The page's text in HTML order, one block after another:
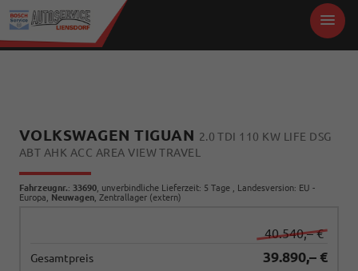
VOLKSWAGEN TIGUAN 2.0 TDI 110 KW LIFE DSG
ABT AHK ACC AREA VIEW TRAVEL
Fahrzeugnr.: 33690 , unverbindliche Lieferzeit: 5 Tage , Landesversion: EU -
Europa, Neuwagen , Zentrallager (extern)
40.540,– €
Gesamtpreis 39.890,– €